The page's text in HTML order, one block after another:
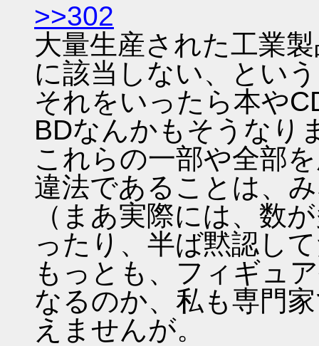
>>302
大量生産された工業
に該当しない、とい
それをいったら本や
BDなんかもそうなり
これらの一部や全部
違法であることは、
（まあ実際には、数
ったり、半ば黙認し
もっとも、フィギュ
なるのか、私も専門
えませんが。